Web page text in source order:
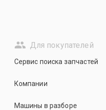
Для покупателей
Сервис поиска запчастей
Компании
Машины в разборе